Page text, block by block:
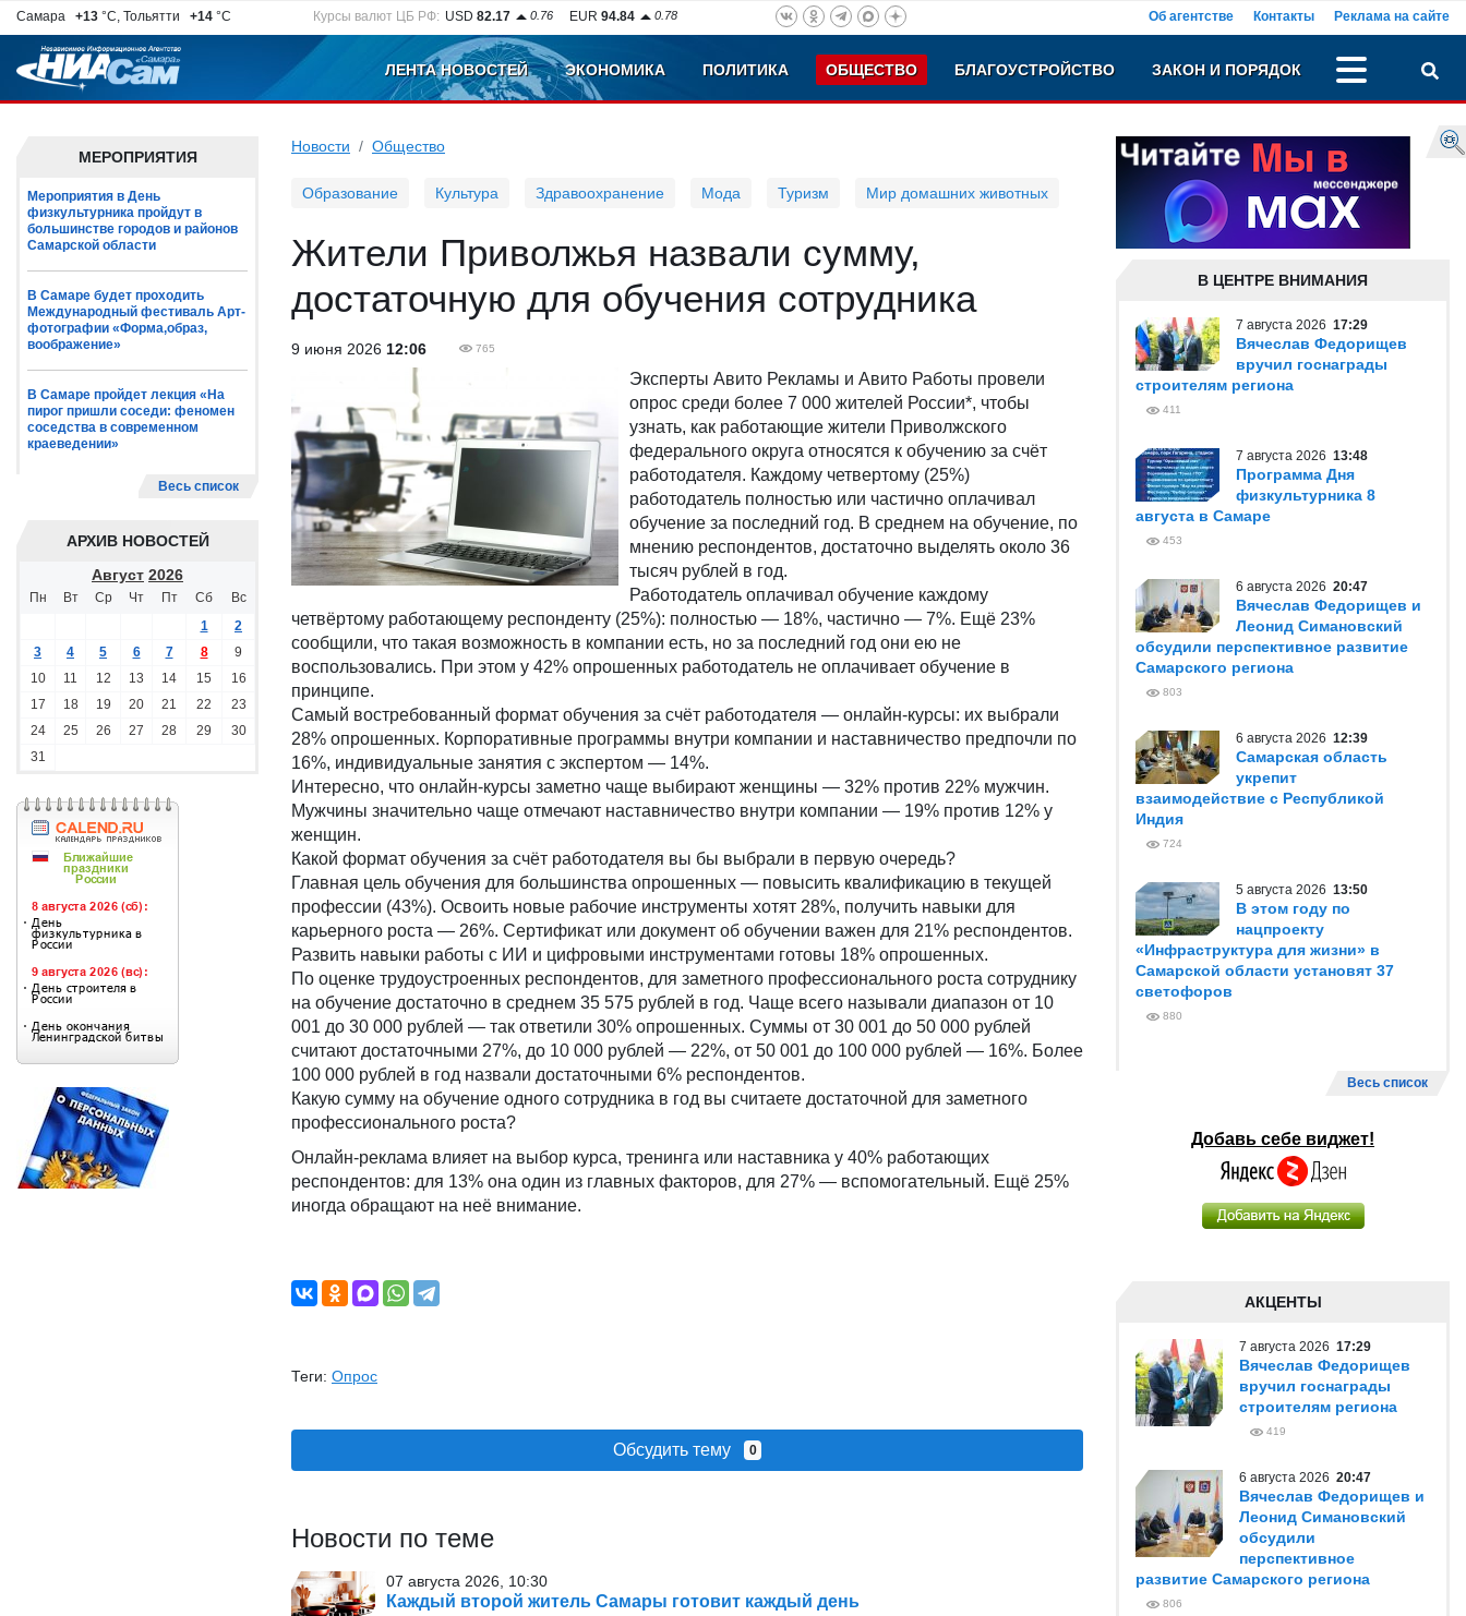
Самара +13 °C, Тольятти +14 °C Курсы валют ЦБ РФ: USD 82.17 0.76 EUR 94.84 0.78 Об агентстве Контакты Реклама на сайте
ЛЕНТА НОВОСТЕЙ ЭКОНОМИКА ПОЛИТИКА ОБЩЕСТВО БЛАГОУСТРОЙСТВО ЗАКОН И ПОРЯДОК
МЕРОПРИЯТИЯ
Мероприятия в День
физкультурника пройдут в
большинстве городов и районов
Самарской области
В Самаре будет проходить
Международный фестиваль Арт-
фотографии «Форма,образ,
воображение»
В Самаре пройдет лекция «На
пирог пришли соседи: феномен
соседства в современном
краеведении»
Весь список
АРХИВ НОВОСТЕЙ
Август 2026
Пн Вт Ср Чт Пт Сб
Вс
1
2
3
4 5 6 7 8
9
10
11 12 13 14 15
16
17
18 19 20 21 22
23
24
25 26 27 28 29
30
31
Новости Общество
Образование Культура Здравоохранение Мода Туризм Мир домашних животных
Жители Приволжья назвали сумму,
достаточную для обучения сотрудника
9 июня 2026 12:06 765
Эксперты Авито Рекламы и Авито Работы провели
опрос среди более 7 000 жителей России*, чтобы
узнать, как работающие жители Приволжского
федерального округа относятся к обучению за счёт
работодателя. Каждому четвертому (25%)
работодатель полностью или частично оплачивал
обучение за последний год. В среднем на обучение, по
мнению респондентов, достаточно выделять около 36
тысяч рублей в год.
Работодатель оплачивал обучение каждому
четвёртому работающему респонденту (25%): полностью — 18%, частично — 7%. Ещё 23%
сообщили, что такая возможность в компании есть, но за последний год они ею не
воспользовались. При этом у 42% опрошенных работодатель не оплачивает обучение в
принципе.
Самый востребованный формат обучения за счёт работодателя — онлайн-курсы: их выбрали
28% опрошенных. Корпоративные программы внутри компании и наставничество предпочли по
16%, индивидуальные занятия с экспертом — 14%.
Интересно, что онлайн-курсы заметно чаще выбирают женщины — 32% против 22% мужчин.
Мужчины значительно чаще отмечают наставничество внутри компании — 19% против 12% у
женщин.
Какой формат обучения за счёт работодателя вы бы выбрали в первую очередь?
Главная цель обучения для большинства опрошенных — повысить квалификацию в текущей
профессии (43%). Освоить новые рабочие инструменты хотят 28%, получить навыки для
карьерного роста — 26%. Сертификат или документ об обучении важен для 21% респондентов.
Развить навыки работы с ИИ и цифровыми инструментами готовы 18% опрошенных.
По оценке трудоустроенных респондентов, для заметного профессионального роста сотруднику
на обучение достаточно в среднем 35 575 рублей в год. Чаще всего называли диапазон от 10
001 до 30 000 рублей — так ответили 30% опрошенных. Суммы от 30 001 до 50 000 рублей
считают достаточными 27%, до 10 000 рублей — 22%, от 50 001 до 100 000 рублей — 16%. Более
100 000 рублей в год назвали достаточными 6% респондентов.
Какую сумму на обучение одного сотрудника в год вы считаете достаточной для заметного
профессионального роста?
Онлайн-реклама влияет на выбор курса, тренинга или наставника у 40% работающих
респондентов: для 13% она один из главных факторов, для 27% — вспомогательный. Ещё 25%
иногда обращают на неё внимание.
Теги: Опрос
Обсудить тему 0
Новости по теме
07 августа 2026, 10:30
Каждый второй житель Самары готовит каждый день
В ЦЕНТРЕ ВНИМАНИЯ
7 августа 2026 17:29
Вячеслав Федорищев
вручил госнаграды
строителям региона
411
7 августа 2026 13:48
Программа Дня
физкультурника 8
августа в Самаре
453
6 августа 2026 20:47
Вячеслав Федорищев и
Леонид Симановский
обсудили перспективное развитие
Самарского региона
803
6 августа 2026 12:39
Самарская область
укрепит
взаимодействие с Республикой
Индия
724
5 августа 2026 13:50
В этом году по
нацпроекту
«Инфраструктура для жизни» в
Самарской области установят 37
светофоров
880
Весь список
Добавь себе виджет!
АКЦЕНТЫ
7 августа 2026 17:29
Вячеслав Федорищев
вручил госнаграды
строителям региона
419
6 августа 2026 20:47
Вячеслав Федорищев и
Леонид Симановский
обсудили
перспективное
развитие Самарского региона
806